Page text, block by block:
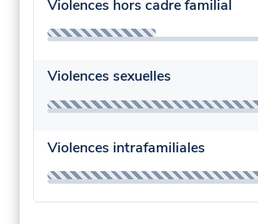
Violences hors cadre familial
Violences sexuelles
Violences intrafamiliales